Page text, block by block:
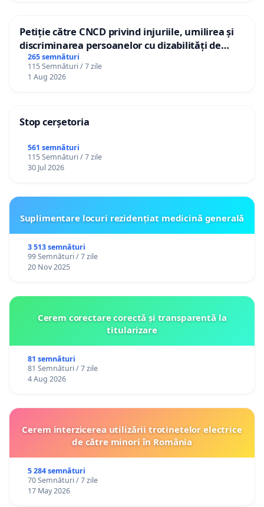
Petiție către CNCD privind injuriile, umilirea și
discriminarea persoanelor cu dizabilități de
către utilizatorul TikTok „Gorici”
265 semnături
115 Semnături / 7 zile
1 Aug 2026
Stop cerșetoria
561 semnături
115 Semnături / 7 zile
30 Jul 2026
Suplimentare locuri rezidențiat medicină generală
3 513 semnături
99 Semnături / 7 zile
20 Nov 2025
Cerem corectare corectă și transparentă la
titularizare
81 semnături
81 Semnături / 7 zile
4 Aug 2026
Cerem interzicerea utilizării trotinetelor electrice
de către minori în România
5 284 semnături
70 Semnături / 7 zile
17 May 2026